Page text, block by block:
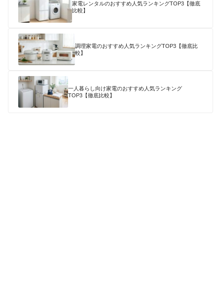
家電レンタルのおすすめ人気ランキングTOP3【徹底
比較】
調理家電のおすすめ人気ランキングTOP3【徹底比
較】
一人暮らし向け家電のおすすめ人気ランキング
TOP3【徹底比較】